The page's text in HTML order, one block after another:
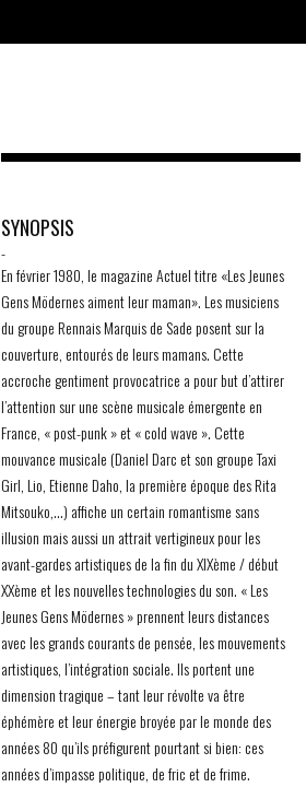
SYNOPSIS
-
En février 1980, le magazine Actuel titre «Les Jeunes
Gens Mödernes aiment leur maman». Les musiciens
du groupe Rennais Marquis de Sade posent sur la
couverture, entourés de leurs mamans. Cette
accroche gentiment provocatrice a pour but d’attirer
l’attention sur une scène musicale émergente en
France, « post-punk » et « cold wave ». Cette
mouvance musicale (Daniel Darc et son groupe Taxi
Girl, Lio, Etienne Daho, la première époque des Rita
Mitsouko,…) affiche un certain romantisme sans
illusion mais aussi un attrait vertigineux pour les
avant-gardes artistiques de la fin du XIXème / début
XXème et les nouvelles technologies du son. « Les
Jeunes Gens Mödernes » prennent leurs distances
avec les grands courants de pensée, les mouvements
artistiques, l’intégration sociale. Ils portent une
dimension tragique – tant leur révolte va être
éphémère et leur énergie broyée par le monde des
années 80 qu’ils préfigurent pourtant si bien: ces
années d’impasse politique, de fric et de frime.